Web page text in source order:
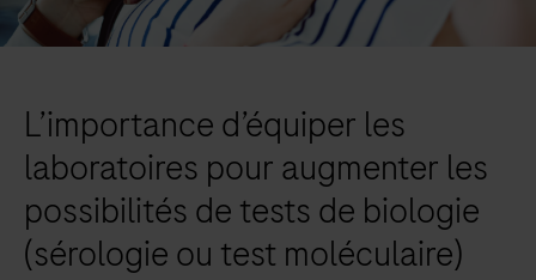
L’importance d’équiper les
laboratoires pour augmenter les
possibilités de tests de biologie
(sérologie ou test moléculaire)